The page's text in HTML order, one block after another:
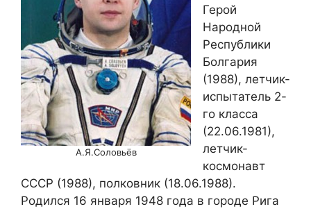
А.Я.Соловьёв
Герой
Народной
Республики
Болгария
(1988), летчик-
испытатель 2-
го класса
(22.06.1981),
летчик-
космонавт
СССР (1988), полковник (18.06.1988).
Родился 16 января 1948 года в городе Рига